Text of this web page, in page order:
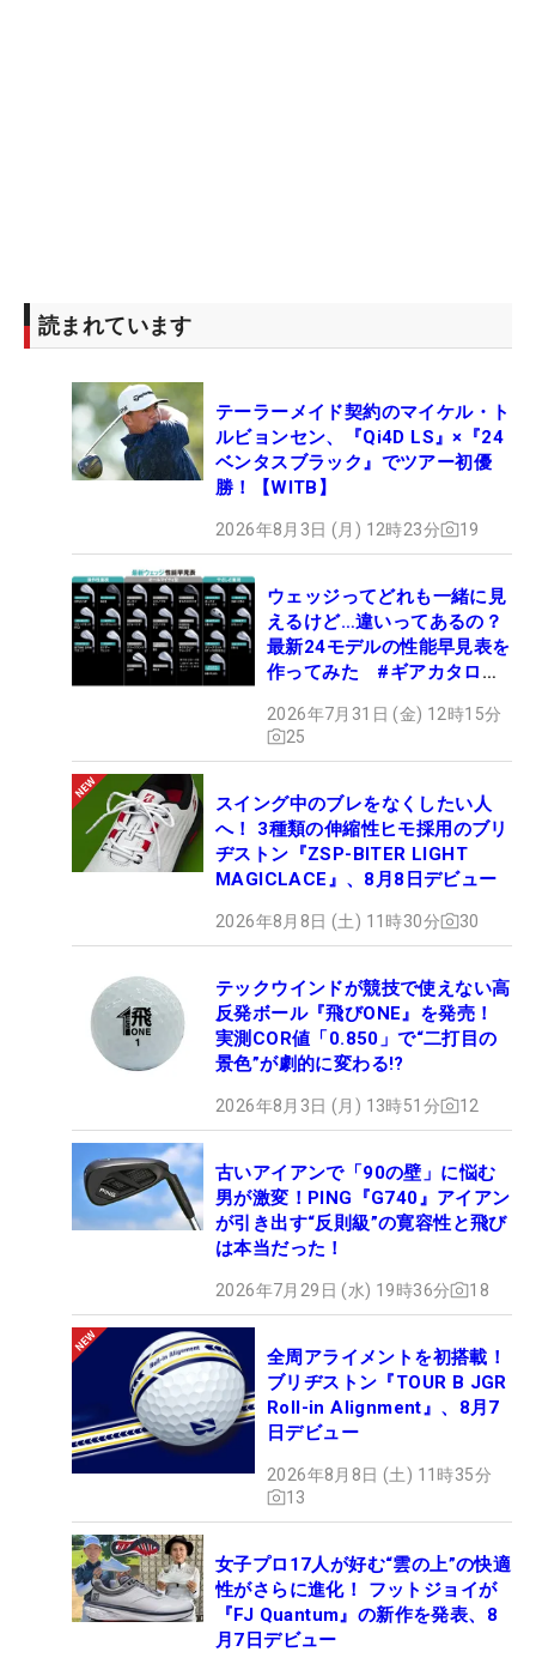
読まれています
テーラーメイド契約のマイケル・ト
ルビョンセン、『Qi4D LS』×『24
ベンタスブラック』でツアー初優
勝！【WITB】
2026年8月3日 (月) 12時23分 19
ウェッジってどれも一緒に見
えるけど…違いってあるの？
最新24モデルの性能早見表を
作ってみた #ギアカタログ
2026年7月31日 (金) 12時15分
25
スイング中のブレをなくしたい人
へ！ 3種類の伸縮性ヒモ採用のブリ
ヂストン『ZSP-BITER LIGHT
MAGICLACE』、8月8日デビュー
2026年8月8日 (土) 11時30分 30
テックウインドが競技で使えない高
反発ボール『飛びONE』を発売！
実測COR値「0.850」で“二打目の
景色”が劇的に変わる!?
2026年8月3日 (月) 13時51分 12
古いアイアンで「90の壁」に悩む
男が激変！PING『G740』アイアン
が引き出す“反則級”の寛容性と飛び
は本当だった！
2026年7月29日 (水) 19時36分 18
全周アライメントを初搭載！
ブリヂストン『TOUR B JGR
Roll-in Alignment』、8月7
日デビュー
2026年8月8日 (土) 11時35分
13
女子プロ17人が好む“雲の上”の快適
性がさらに進化！ フットジョイが
『FJ Quantum』の新作を発表、8
月7日デビュー